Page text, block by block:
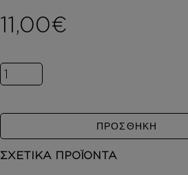
11,00€
Inspired by ALEXANDRIA II
ΠΡΟΣΘΗΚΗ
ΣΧΕΤΙΚΑ ΠΡΟΪΟΝΤΑ